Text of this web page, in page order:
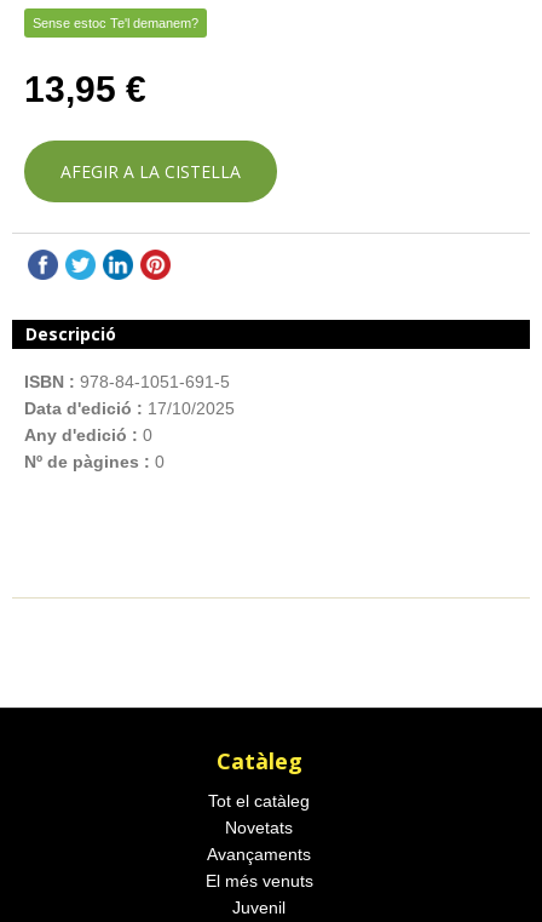
Sense estoc Te'l demanem?
13,95 €
AFEGIR A LA CISTELLA
Descripció
ISBN : 978-84-1051-691-5
Data d'edició : 17/10/2025
Any d'edició : 0
Nº de pàgines : 0
Catàleg
Tot el catàleg
Novetats
Avançaments
El més venuts
Juvenil